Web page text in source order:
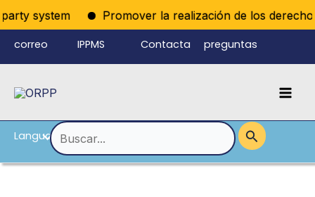
system Promover la realización de los
Ir
al
contenido
correo IPPMS Contacta preguntas
Language
Alternar
Buscar
por: